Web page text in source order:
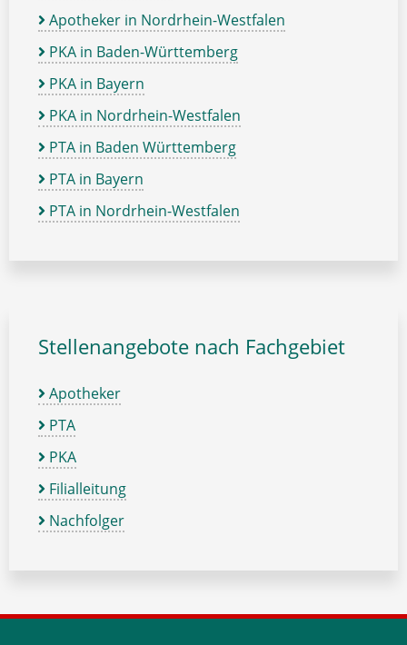
Apotheker in Nordrhein-Westfalen
PKA in Baden-Württemberg
PKA in Bayern
PKA in Nordrhein-Westfalen
PTA in Baden Württemberg
PTA in Bayern
PTA in Nordrhein-Westfalen
Stellenangebote nach Fachgebiet
Apotheker
PTA
PKA
Filialleitung
Nachfolger